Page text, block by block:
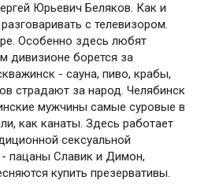
Юрьевич Беляков. Как и
с телевизором.
Особенно здесь любят
дивизионе борется за
- сауна, пиво, крабы,
страдают за народ. Челябинск
мужчины самые суровые в
как канаты. Здесь работает
сексуальной
пацаны Славик и Димон,
купить презервативы.